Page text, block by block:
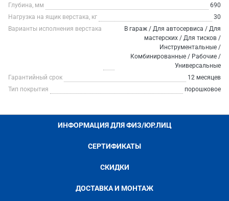
Глубина, мм
690
Нагрузка на ящик верстака, кг
30
Варианты исполнения верстака
В гараж / Для автосервиса / Для
мастерских / Для тисков /
Инструментальные /
Комбинированные / Рабочие /
Универсальные
Гарантийный срок
12 месяцев
Тип покрытия
порошковое
ИНФОРМАЦИЯ ДЛЯ ФИЗ/ЮР.ЛИЦ
СЕРТИФИКАТЫ
СКИДКИ
ДОСТАВКА И МОНТАЖ